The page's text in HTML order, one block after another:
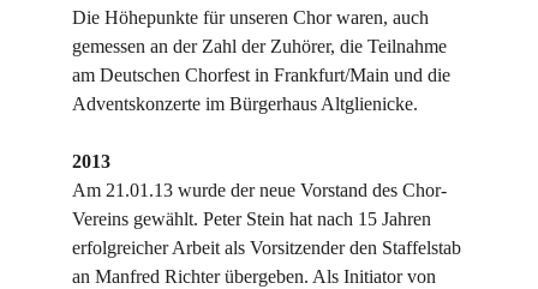
Die Höhepunkte für unseren Chor waren, auch
gemessen an der Zahl der Zuhörer, die Teilnahme
am Deutschen Chorfest in Frankfurt/Main und die
Adventskonzerte im Bürgerhaus Altglienicke.
2013
Am 21.01.13 wurde der neue Vorstand des Chor-
Vereins gewählt. Peter Stein hat nach 15 Jahren
erfolgreicher Arbeit als Vorsitzender den Staffelstab
an Manfred Richter übergeben. Als Initiator von